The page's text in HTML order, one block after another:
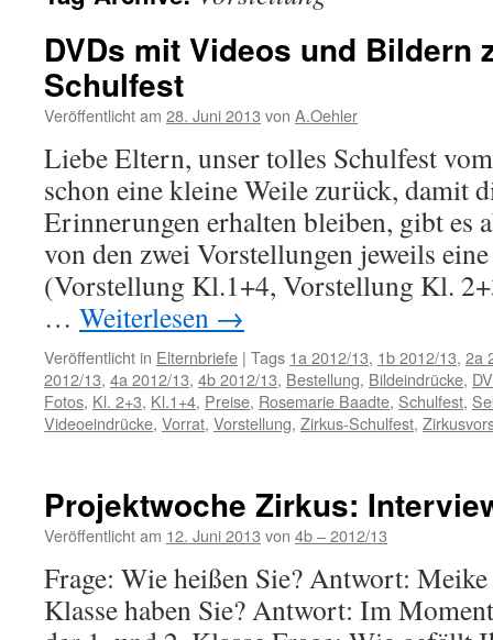
DVDs mit Videos und Bildern
Schulfest
Veröffentlicht am 28. Juni 2013 von A.Oehler
Liebe Eltern, unser tolles Schulfest
schon eine kleine Weile zurück, damit
Erinnerungen erhalten bleiben, gibt es
von den zwei Vorstellungen jeweils
(Vorstellung Kl.1+4, Vorstellung Kl.
… Weiterlesen →
Veröffentlicht in Elternbriefe | Tags 1a 2012/13, 1b 2012/13, 2a
2012/13, 4a 2012/13, 4b 2012/13, Bestellung, Bildeindrücke,
Fotos, Kl. 2+3, Kl.1+4, Preise, Rosemarie Baadte, Schulfest,
Videoeindrücke, Vorrat, Vorstellung, Zirkus-Schulfest,
Projektwoche Zirkus:
Veröffentlicht am 12. Juni 2013 von 4b – 2012/13
Frage: Wie heißen Sie? Antwort:
Klasse haben Sie? Antwort: Im